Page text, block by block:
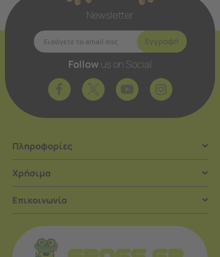
Newsletter
Εγγραφή
Follow us on Social
Πληροφορίες
Χρήσιμα
Επικοινωνία